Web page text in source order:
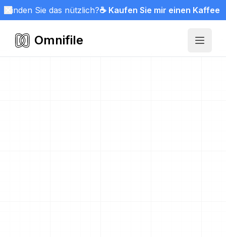
Finden Sie das nützlich?☕ Kaufen Sie mir einen Kaffee
Omnifile